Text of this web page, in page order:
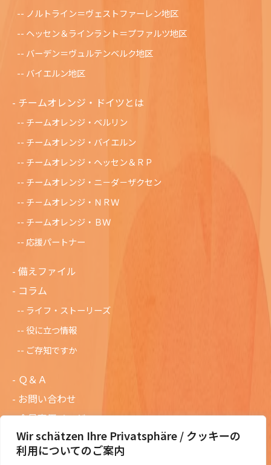
Wir schätzen Ihre Privatsphäre / クッキーの
利用についてのご案内
ノルトライン＝ヴェストファーレン地区
ヘッセン＆ラインラント＝プファルツ地区
バーデン＝ヴュルテンベルク地区
バイエルン地区
チームオレンジ・ドイツとは
チームオレンジ・ベルリン
チームオレンジ・バイエルン
チームオレンジ・ヘッセン＆ＲＰ
チームオレンジ・ニ－ダ－ザクセン
チ－ムオレンジ・ＮＲＷ
チームオレンジ・ＢＷ
応援パートナー
備えファイル
コラム
ライフ・ストーリーズ
役に立つ情報
ご存知ですか
Ｑ＆Ａ
お問い合わせ
会員専用ページ
ニュースレターバックナンバー
過去の講演資料